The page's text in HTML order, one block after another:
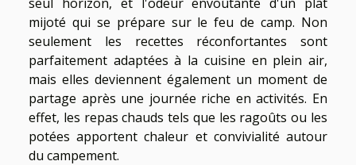
mijoté qui se prépare sur le feu de camp. Non
seulement les recettes réconfortantes sont
parfaitement adaptées à la cuisine en plein air,
mais elles deviennent également un moment de
partage après une journée riche en activités. En
effet, les repas chauds tels que les ragoûts ou les
potées apportent chaleur et convivialité autour
du campement.